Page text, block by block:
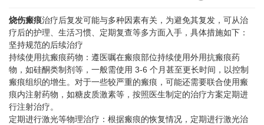
烧伤瘢痕治疗后复发可能与多种因素有关，为避免其复发，可从治
疗后的护理、生活习惯、定期复查等多方面入手，具体措施如下：
坚持规范的后续治疗
持续使用抗瘢痕药物：遵医嘱在瘢痕部位持续使用外用抗瘢痕药
物，如硅酮类制剂等，一般需使用 3-6 个月甚至更长时间，以控制
瘢痕组织的增生。对于一些较严重的瘢痕，可能还需要联合使用瘢
痕内注射药物，如糖皮质激素等，按照医生制定的治疗方案定期进
行注射治疗。
定期进行激光等物理治疗：根据瘢痕的恢复情况，定期进行激光治